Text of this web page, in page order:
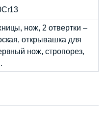
нож, 2 отвертки –
открывашка для
нож, стропорез,